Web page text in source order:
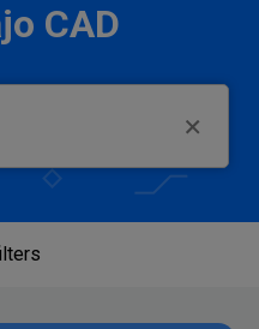
CAD